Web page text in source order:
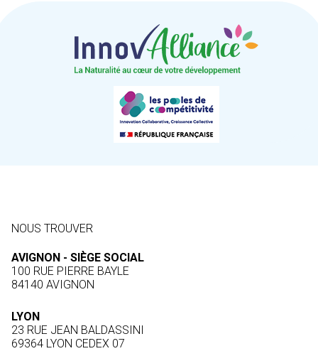
NOUS TROUVER
AVIGNON - SIÈGE SOCIAL
100 RUE PIERRE BAYLE
84140 AVIGNON
LYON
23 RUE JEAN BALDASSINI
69364 LYON CEDEX 07